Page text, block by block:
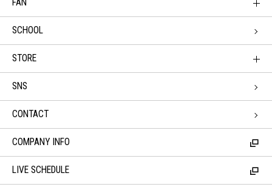
FAN
SCHOOL
STORE
SNS
CONTACT
COMPANY INFO
LIVE SCHEDULE